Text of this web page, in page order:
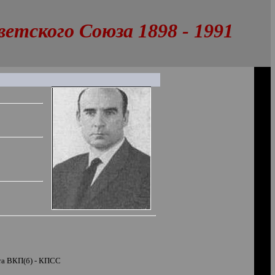
Союза 1898 - 1991
ВКП(б) - КПСС